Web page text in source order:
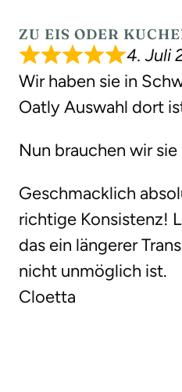
ZU EIS ODER
4. Juli
Wir haben sie in
Oatly Auswahl dort
Nun brauchen wir
Geschmacklich
richtige Konsistenz!
das ein längerer
nicht unmöglich ist.
Cloetta